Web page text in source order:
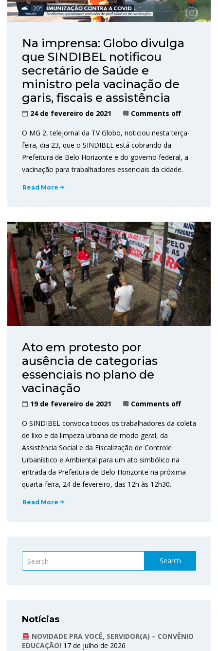
Na imprensa: Globo divulga
que SINDIBEL notificou
secretário de Saúde e
ministro pela vacinação de
garis, fiscais e assistência
24 de fevereiro de 2021 Comments off
O MG 2, telejornal da TV Globo, noticiou nesta terça-
feira, dia 23, que o SINDIBEL está cobrando da
Prefeitura de Belo Horizonte e do governo federal, a
vacinação para trabalhadores essenciais da cidade.
Read More
Ato em protesto por
ausência de categorias
essenciais no plano de
vacinação
19 de fevereiro de 2021 Comments off
O SINDIBEL convoca todos os trabalhadores da coleta
de lixo e da limpeza urbana de modo geral, da
Assistência Social e da Fiscalização de Controle
Urbanístico e Ambiental para um ato simbólico na
entrada da Prefeitura de Belo Horizonte na próxima
quarta-feira, 24 de fevereiro, das 12h às 12h30.
Read More
Search
Notícias
NOVIDADE PRA VOCÊ, SERVIDOR(A) – CONVÊNIO
EDUCAÇÃO! 17 de julho de 2026